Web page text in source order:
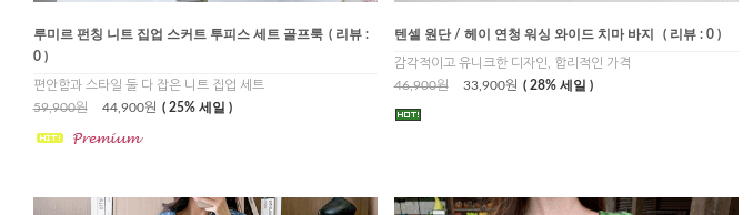
루미르 펀칭 니트 집업 스커트 투피스 세트 골프룩 ( 리뷰 :
0 )
편안함과 스타일 둘 다 잡은 니트 집업 세트
59,900원
44,900원 ( 25% 세일 )
텐셀 원단 / 헤이 연청 워싱 와이드 치마 바지 ( 리뷰 : 0 )
감각적이고 유니크한 디자인, 합리적인 가격
46,900원
33,900원 ( 28% 세일 )